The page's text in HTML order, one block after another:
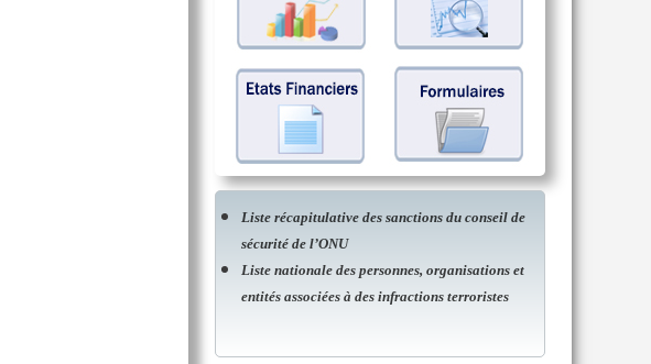
Liste récapitulative des sanctions du conseil de
sécurité de l’ONU
Liste nationale des personnes, organisations et
entités associées à des infractions terroristes